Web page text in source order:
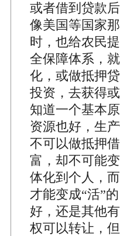
或者借到贷款
像美国等国家
时，也给农民
全保障体系，
化，或做抵押
投资，去获得
知道一个基本
资源也好，生
不可以做抵押
富，却不可能
体化到个人，
才能变成“活”
好，还是其他
权可以转让，